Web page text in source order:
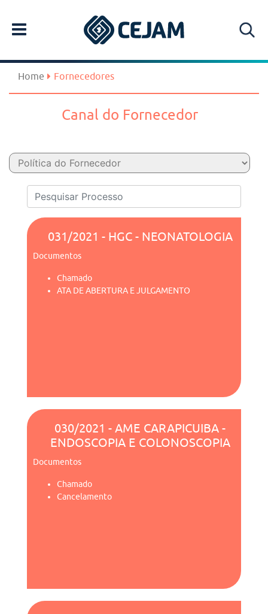
Home Fornecedores
Canal do Fornecedor
031/2021 - HGC - NEONATOLOGIA
Documentos
Chamado
ATA DE ABERTURA E JULGAMENTO
030/2021 - AME CARAPICUIBA -
ENDOSCOPIA E COLONOSCOPIA
Documentos
Chamado
Cancelamento